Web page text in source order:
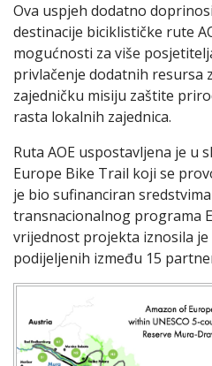
Ova uspjeh dodatno
destinacije biciklističke rute
mogućnosti za više
privlačenje dodatnih resursa
zajedničku misiju zaštite
rasta lokalnih zajednica.
Ruta AOE uspostavljena je u
Europe Bike Trail koji se
je bio sufinanciran
transnacionalnog programa
vrijednost projekta iznosila je
podijeljenih između 15